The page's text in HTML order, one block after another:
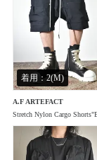
着用：2(M)
A.F ARTEFACT